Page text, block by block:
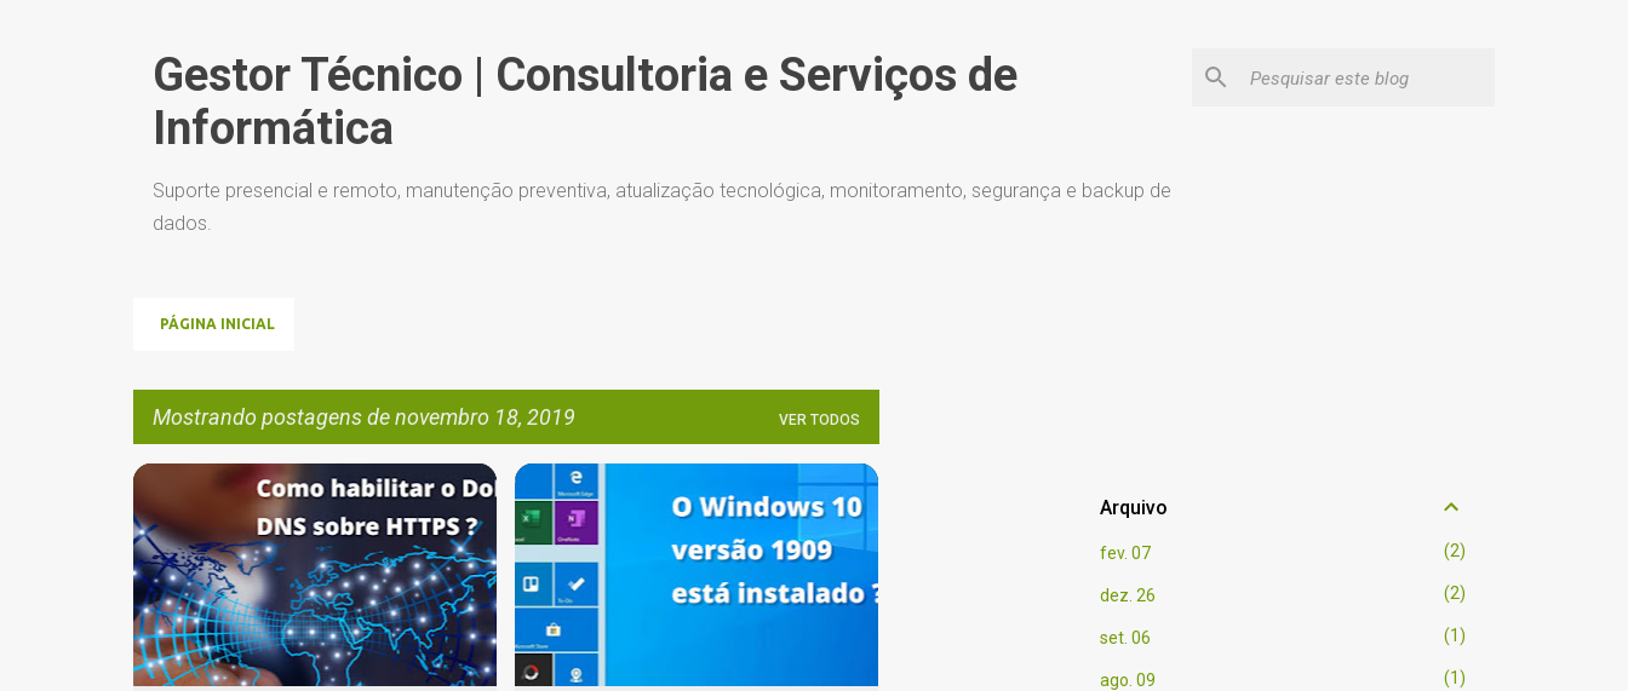
Gestor Técnico | Consultoria e Serviços de
Informática
Suporte presencial e remoto, manutenção preventiva, atualização tecnológica, monitoramento, segurança e backup de
dados.
PÁGINA INICIAL
Mostrando postagens de novembro 18, 2019 VER TODOS
P
o
s
t
a
+
SEGURANÇA DE INFORMAÇÕES
ATUALIZAÇÕES AUTOMÁTICAS
SUPORTE TECNICO +
WINDOWS 10 1909
Arquivo
fev. 07 2
dez. 26 2
set. 06 1
ago. 09 1